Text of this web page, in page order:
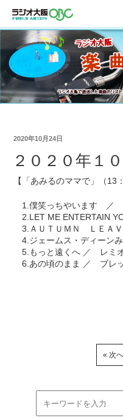
2020年10月24日
２０２０年１
【「あみるのママで」（13
1.僕笑っちやいます ／
2.LET ME ENTERTAIN
3.ＡＵＴＵＭＮ ＬＥＡ
4.ジェームス・ディーン
5.もっと遠くへ ／ レミ
6.あの頃のまま ／ ブレ
« 次へ